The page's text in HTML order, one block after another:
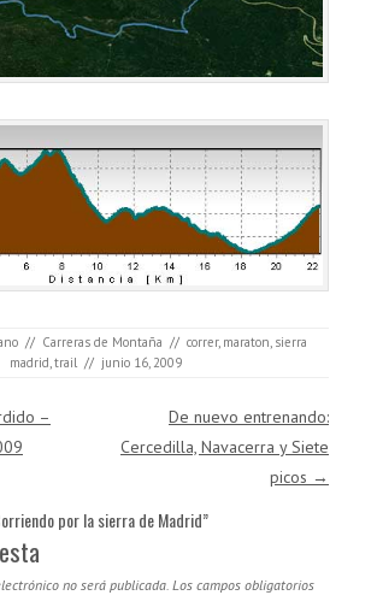
// Carreras de Montaña // correr, maraton, sierra
madrid,trail // junio 16, 2009
–
De nuevo entrenando:
Cercedilla, Navacerra y Siete
picos →
por la sierra de Madrid”
no será publicada. Los campos obligatorios